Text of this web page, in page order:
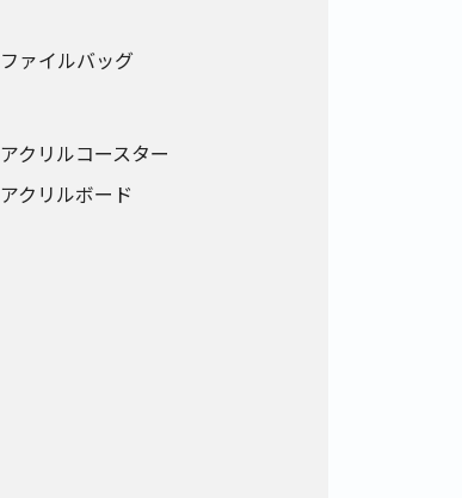
ファイルバッグ
アクリルコースター
アクリルボード